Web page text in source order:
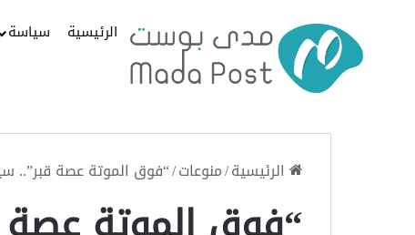
الرئيسية سياسة
الرئيسية/منوعات/“فوق الموتة عصة قبر”..